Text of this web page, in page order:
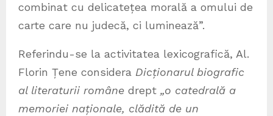
combinat cu delicatețea morală a omului de
carte care nu judecă, ci luminează”.
Referindu-se la activitatea lexicografică, Al.
Florin Țene considera Dicționarul biografic
al literaturii române drept „o catedrală a
memoriei naționale, clădită de un